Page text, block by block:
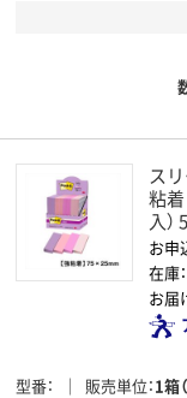
ス
粘
入
お申
在庫：
お届
型番 販売単位 1箱